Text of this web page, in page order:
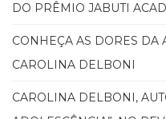
DO PRÊMIO JABUTI
CONHEÇA AS DORES DA
CAROLINA DELBONI
CAROLINA DELBONI,